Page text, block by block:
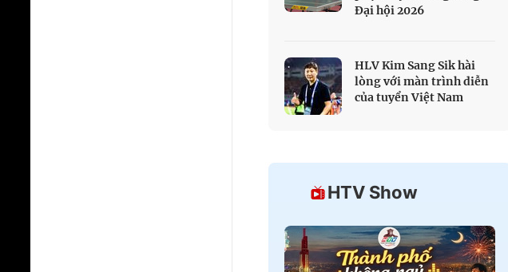
Đại hội 2026
HLV Kim Sang Sik hài
lòng với màn trình diễn
của tuyển Việt Nam
HTV Show